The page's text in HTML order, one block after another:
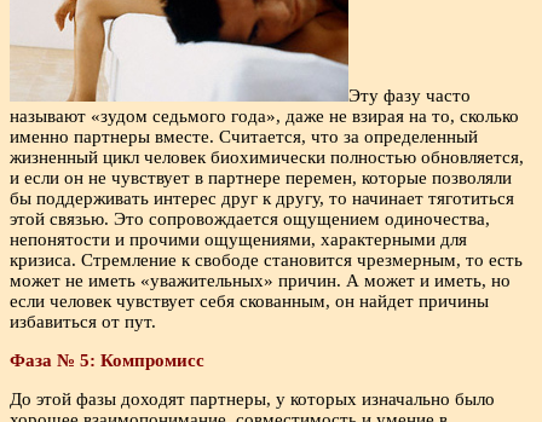
Эту фазу часто
называют «зудом седьмого года», даже не взирая на то, сколько
именно партнеры вместе. Считается, что за определенный
жизненный цикл человек биохимически полностью обновляется,
и если он не чувствует в партнере перемен, которые позволяли
бы поддерживать интерес друг к другу, то начинает тяготиться
этой связью. Это сопровождается ощущением одиночества,
непонятости и прочими ощущениями, характерными для
кризиса. Стремление к свободе становится чрезмерным, то есть
может не иметь «уважительных» причин. А может и иметь, но
если человек чувствует себя скованным, он найдет причины
избавиться от пут.
Фаза № 5: Компромисс
До этой фазы доходят партнеры, у которых изначально было